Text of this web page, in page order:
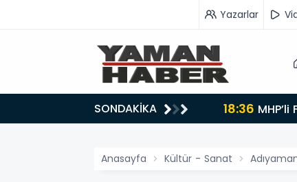
Yazarlar
SONDAKİKA 18:36
Haber
Anasayfa Kültür - Sanat